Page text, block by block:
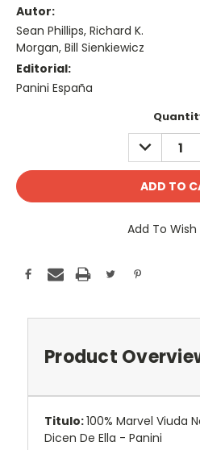
Autor:
Sean Phillips, Richard K.
Morgan, Bill Sienkiewicz
Editorial:
Panini España
DECREASE
QUANTITY:
Add To Wish
Product
Titulo:100% Marvel Viuda
Dicen De Ella - Panini